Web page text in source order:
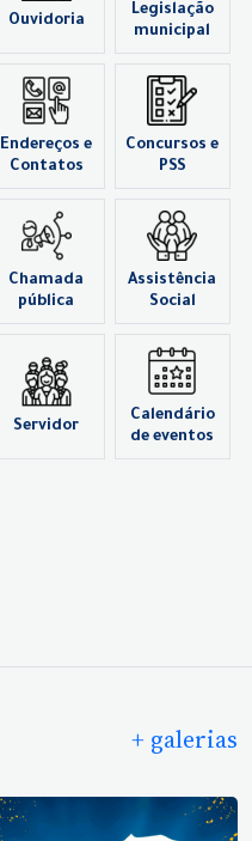
Ouvidoria
Legislação
municipal
Endereços e
Contatos
Concursos e
PSS
Chamada
pública
Assistência
Social
Servidor
Calendário
de eventos
+ galerias